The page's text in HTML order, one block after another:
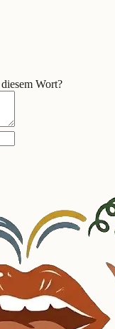
Wort?